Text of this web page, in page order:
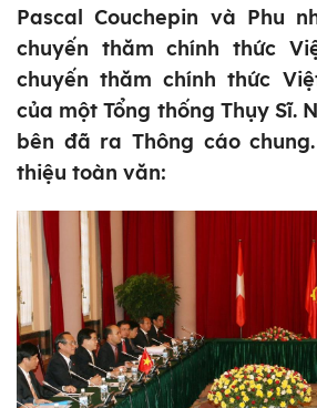
Pascal Couchepin và Phu
chuyến thăm chính thức
chuyến thăm chính thức
của một Tổng thống Thụy Sĩ.
bên đã ra Thông cáo
thiệu toàn văn: